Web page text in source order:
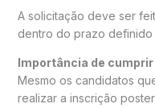
A solicitação deve ser
dentro do prazo definido
Importância de
Mesmo os candidatos
realizar a inscrição